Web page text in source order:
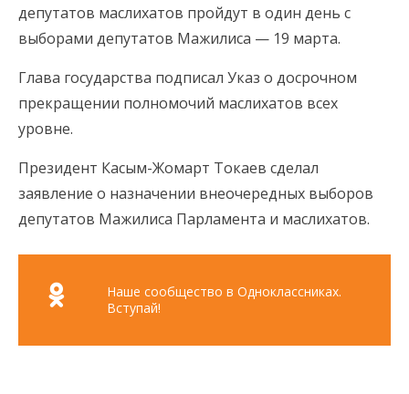
депутатов маслихатов пройдут в один день с
выборами депутатов Мажилиса — 19 марта.
Глава государства подписал Указ о досрочном
прекращении полномочий маслихатов всех
уровне.
Президент Касым-Жомарт Токаев сделал
заявление о назначении внеочередных выборов
депутатов Мажилиса Парламента и маслихатов.
Наше сообщество в Одноклассниках.
Вступай!